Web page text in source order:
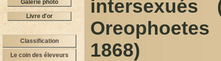
Galerie photo
Livre d'or
Classification
Le coin des éleveurs
intersexués
1868)